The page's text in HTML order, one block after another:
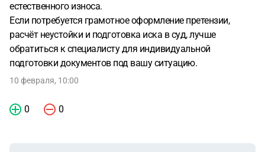
естественного износа.
Если потребуется грамотное оформление претензии,
расчёт неустойки и подготовка иска в суд, лучше
обратиться к специалисту для индивидуальной
подготовки документов под вашу ситуацию.
10 февраля, 10:00
0 0